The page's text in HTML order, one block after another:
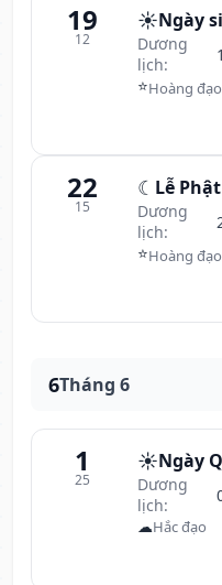
19
12
☀️Ngày
Dương
lịch:
⭐Hoàng đạo
22
15
☾ Lễ
Dương
lịch:
⭐Hoàng đạo
6Tháng 6
1
25
☀️Ngày
Dương
lịch:
☁Hắc đạo